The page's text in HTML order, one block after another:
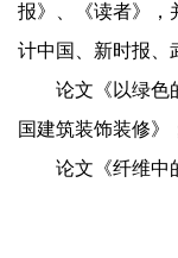
报》、《读者》，
计中国、新时报、
论文《以绿
国建筑装饰装修》
论文《纤维中